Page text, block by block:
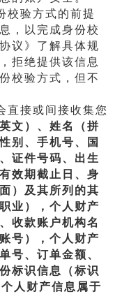
校验方式的前提
，以完成身份校
议》了解具体规
，拒绝提供该信息
校验方式，但不
直接或间接收集您
文）、姓名（拼
别、手机号、国
证件号码、出生
效期截止日、身
）及其所列的其
业），个人财产
收款账户机构名
号），个人财产
号、订单金额、
标识信息（标识
人财产信息属于